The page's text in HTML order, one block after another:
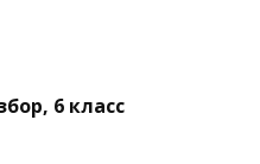
6 класс